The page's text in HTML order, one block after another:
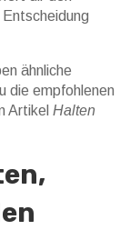
ähnliche
die empfohlenen
Artikel Halten